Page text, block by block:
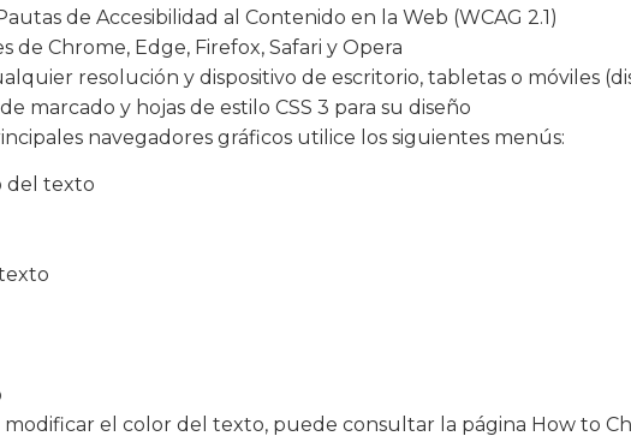
de Accesibilidad al Contenido en la Web (WCAG 2.1)
de Chrome, Edge, Firefox, Safari y Opera
resolución y dispositivo de escritorio, tabletas o móviles
marcado y hojas de estilo CSS 3 para su diseño
navegadores gráficos utilice los siguientes menús:
del texto
el color del texto, puede consultar la página How to